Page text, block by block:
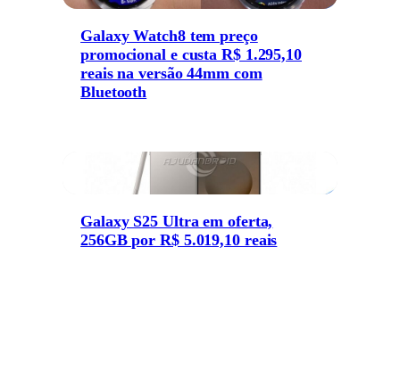
Galaxy Watch8 tem preço
promocional e custa R$ 1.295,10
reais na versão 44mm com
Bluetooth
Galaxy S25 Ultra em oferta,
256GB por R$ 5.019,10 reais